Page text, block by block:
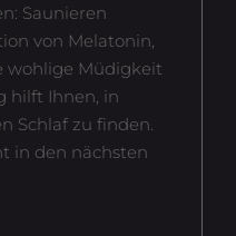
Saunieren
von Melatonin,
wohlige Müdigkeit
hilft Ihnen, in
Schlaf zu finden.
in den nächsten